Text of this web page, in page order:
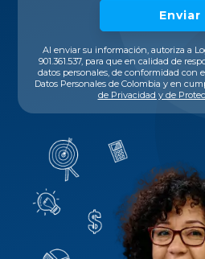
Enviar
Al enviar su información, autoriza a
901.361.537, para que en calidad de
datos personales, de conformidad con
Datos Personales de Colombia y en
de Privacidad y de